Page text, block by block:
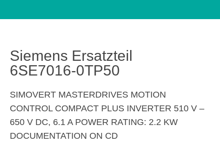
Siemens Ersatzteil
6SE7016-0TP50
SIMOVERT MASTERDRIVES MOTION
CONTROL COMPACT PLUS INVERTER 510 V –
650 V DC, 6.1 A POWER RATING: 2.2 KW
DOCUMENTATION ON CD